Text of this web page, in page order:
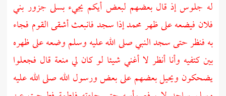
له جلوس إذ قال بعضهم لبعض أيكم يجيء بسلى جزور بني
فلان فيضعه على ظهر محمد إذا سجد فانبعث أشقى القوم فجاء
به فنظر حتى سجد النبي صلى الله عليه وسلم وضعه على ظهره
بين كتفيه وأنا أنظر لا أغني شيئا لو كان لي منعة قال فجعلوا
يضحكون ويحيل بعضهم على بعض ورسول الله صلى الله عليه